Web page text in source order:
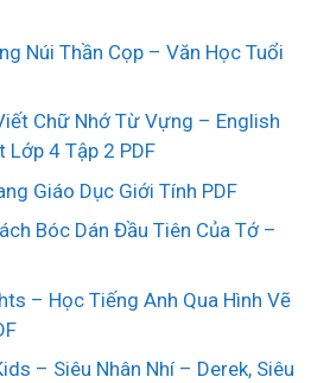
Núi Thần Cọp – Văn Học Tuổi
Chữ Nhớ Từ Vựng – English
4 Tập 2 PDF
Giáo Dục Giới Tính PDF
Bóc Dán Đầu Tiên Của Tớ –
– Học Tiếng Anh Qua Hình Vẽ
– Siêu Nhân Nhí – Derek, Siêu